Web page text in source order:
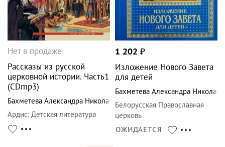
Нет в продаже
Рассказы из русской
церковной истории. Часть1
(CDmp3)
Бахметева Александра Николаевна
Ардис: Детская литература
1 202 ₽
Изложение Нового Завета
для детей
Бахметева Александра
Белорусская Православная
церковь
ОЖИДАЕТСЯ